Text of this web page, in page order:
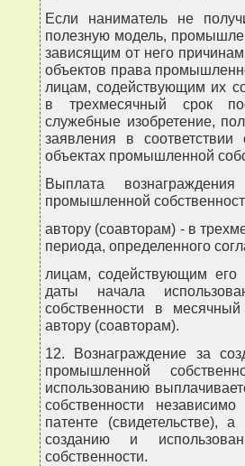
Если наниматель не
полезную модель,
зависящим от него
объектов права
лицам, содействующим их
в трехмесячный срок
служебные изобретение,
заявления в
объектах промышленной
Выплата
промышленной
автору (соавторам) - в
периода, определенного
лицам, содействующим его
даты начала
собственности в
автору (соавторам).
12. Вознаграждение за
промышленной
использованию
собственности
патенте (свидетельстве),
созданию и
собственности.